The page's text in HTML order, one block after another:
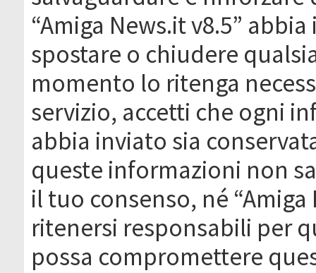
“Amiga News.it v8.5”
spostare o chiudere
momento lo ritenga
servizio, accetti che ogni
abbia inviato sia
queste informazioni non
il tuo consenso, né
ritenersi responsabili per
possa compromettere